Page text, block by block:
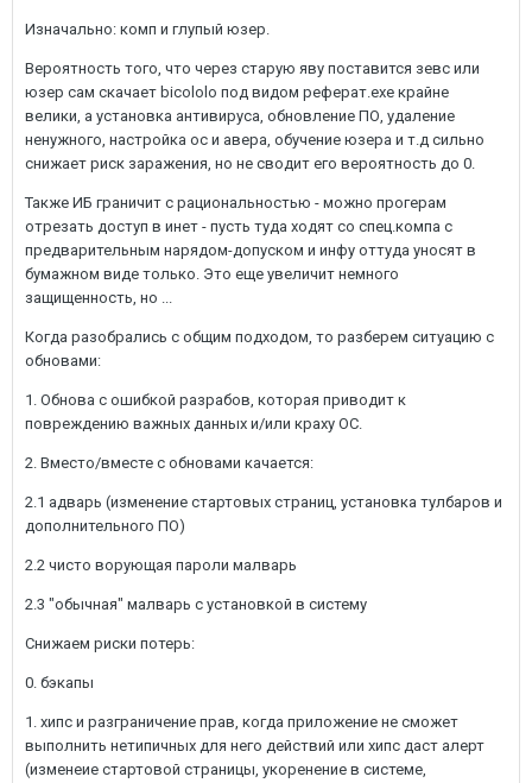
Изначально: комп и глупый юзер.
Вероятность того, что через старую яву поставится зевс или
юзер сам скачает bicololo под видом реферат.ехе крайне
велики, а установка антивируса, обновление ПО, удаление
ненужного, настройка ос и авера, обучение юзера и т.д сильно
снижает риск заражения, но не сводит его вероятность до 0.
Также ИБ граничит с рациональностью - можно прогерам
отрезать доступ в инет - пусть туда ходят со спец.компа с
предварительным нарядом-допуском и инфу оттуда уносят в
бумажном виде только. Это еще увеличит немного
защищенность, но ...
Когда разобрались с общим подходом, то разберем ситуацию с
обновами:
1. Обнова с ошибкой разрабов, которая приводит к
повреждению важных данных и/или краху ОС.
2. Вместо/вместе с обновами качается:
2.1 адварь (изменение стартовых страниц, установка тулбаров и
дополнительного ПО)
2.2 чисто ворующая пароли малварь
2.3 "обычная" малварь с установкой в систему
Снижаем риски потерь:
0. бэкапы
1. хипс и разграничение прав, когда приложение не сможет
выполнить нетипичных для него действий или хипс даст алерт
(изменеие стартовой страницы, укоренение в системе,